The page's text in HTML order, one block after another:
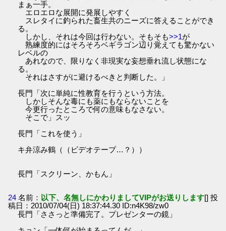
まぁ一手。
エロエロな展開に発展しやすく
スレタイに釣られた畜生共のニーズに答えることができ
る。
しかし、それは今回は行わない。そもそも>>1が
熟練度的にはそろそろベギラゴン辺り覚えても驚かない
レベルの
あれなので、限りなく非現実な妄想垂れ流し状態にな
る。
それはさすがに避けるべきと判断した。」
長門「次に単純に性教育を行うという方法。
しかしそんな毒にも薬にもならないことを
今更行ったところで何の意味もなさない。
そこで」スッ
長門「これを使う」
キ弁涼み鶴（（ビデオテープ…？））
長門「スクリーン、かもん」
24 名前： 以下、名無しにかわりましてVIPがお送りします[] 投
稿日：2010/07/04(日) 18:37:44.30 ID:n4K98/zw0
長門「ささっと準備完了。プレゼンターの鏡」